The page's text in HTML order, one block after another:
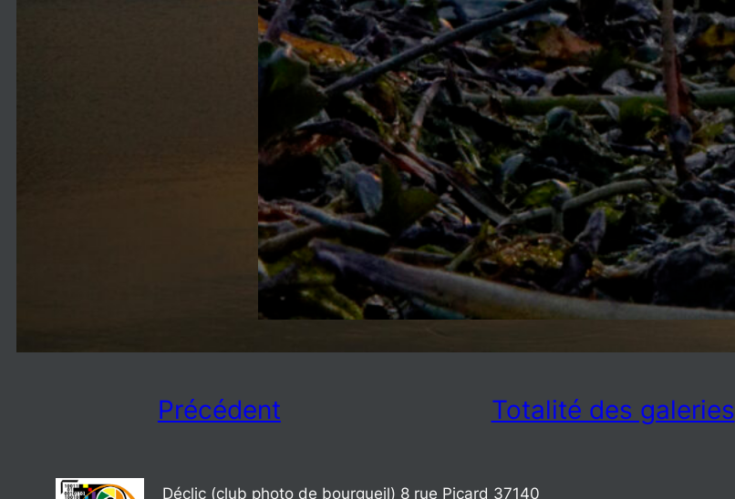
Précédent Totalité des galeries
Déclic (club photo de bourgueil) 8 rue Picard 37140